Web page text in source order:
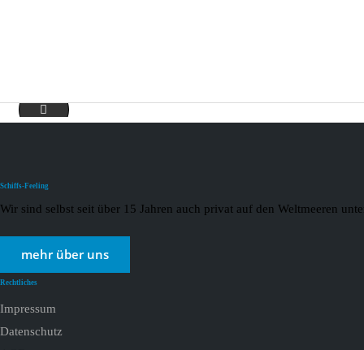
_tui_cruises_blauereise_kanaren_page-0001-1
Schiffs-Feeling
Wir sind selbst seit über 15 Jahren auch privat auf den Weltmeeren
mehr über uns
Rechtliches
Impressum
Datenschutz